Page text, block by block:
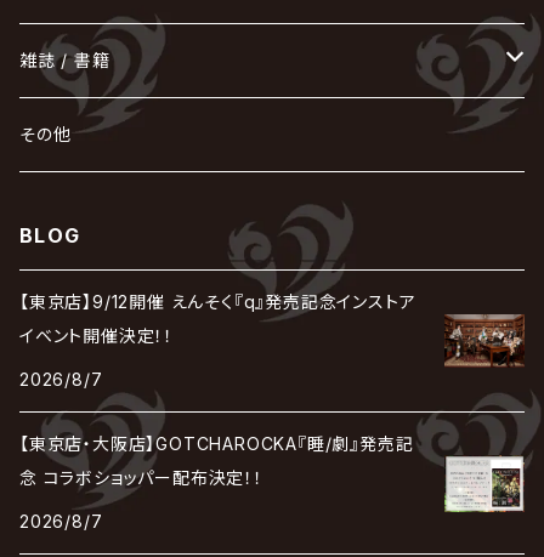
天照
Angelo
アンティック-珈琲店-
KAMIJO
cali≠gari
河村隆一
己龍
黒夢
ジグソウ
シド
JAKIGAN MEISTER
Chanty
Janne Da Arc
sugar
Jupiter
SCAPEGOAT
SPLENDID GOD GIRAFFE
SLAPSLY / CHIYU
逹瑯
DAVID / SUI / 縁
DARRELL
D'ESPAIRSRAY
Develop One's Faculties
DEXCORE
DEZERT
deadman
DEVILOOF
Dawnman
DOG inthePWO
NOCTURNAL BLOODLUST
HAZUKI / 葉月
花見桜こうき
薔薇の宮殿
BAROQUE
vistlip
ヒッチコック
HIDE-ZOU
FANTASTIC◇CIRCUS
FEST VAINQUEUR
Blu-BiLLioN
BULL ZEICHEN 88
BULL FIELD
THE BEETHOVEN
PENICILLIN
The Benjamin
POIDOL
HOLLOWGRAM
machine
Magistina Saga
マツタケワークス
THE MADNA
MAMA.
まみれた / MAMIRETA
mitsu
MIMIZUQ
メトロノーム
MERRY / メリー
も
THE MORTAL
最上川司
ユナイト
Rides In ReVellion
Raphael
LAB.THE BASEMENT / ラボ ザ ベヰスメント
Leetspeak monsters
Ricky
LIBRAVEL / リブラヴェル
Lill
る
Ruiza
LUNA SEA
れ
the Raid.
REIGN
RAZOR
LSN / The LEGENDARY SIX NINE
Rorschach.inc
ロマン急行
wyse
我が為
雑誌 / 書籍
hévn
その他
BLOG
【東京店】9/12開催 えんそく『q』発売記念インストア
イベント開催決定！！
2026/8/7
【東京店・大阪店】GOTCHAROCKA『睡/劇』発売記
念 コラボショッパー配布決定！！
2026/8/7